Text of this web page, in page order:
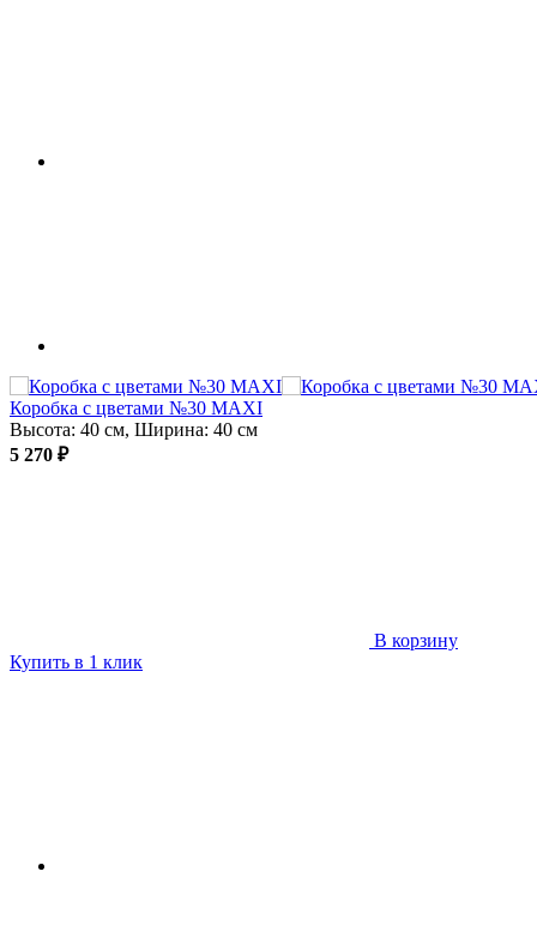
Коробка с цветами №30 MAXI
Высота: 40 см, Ширина: 40 см
5 270 ₽
В корзину
Купить в 1 клик